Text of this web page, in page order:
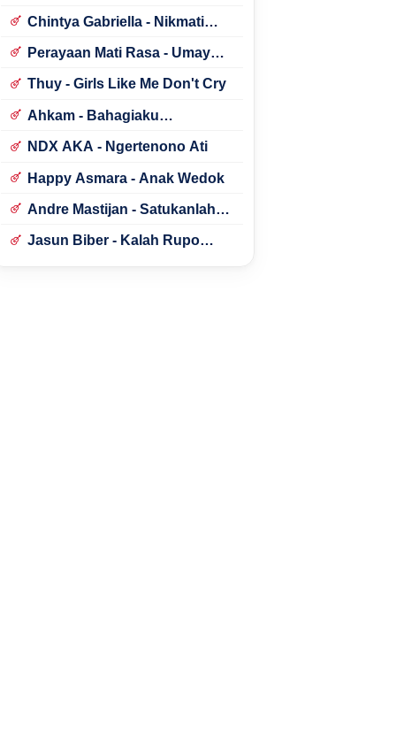
Chintya Gabriella - Nikmati
Perayaan Mati Rasa - Umay
Thuy - Girls Like Me Don't Cry
Ahkam - Bahagiaku
NDX AKA - Ngertenono Ati
Happy Asmara - Anak Wedok
Andre Mastijan - Satukanlah
Jasun Biber - Kalah Rupo